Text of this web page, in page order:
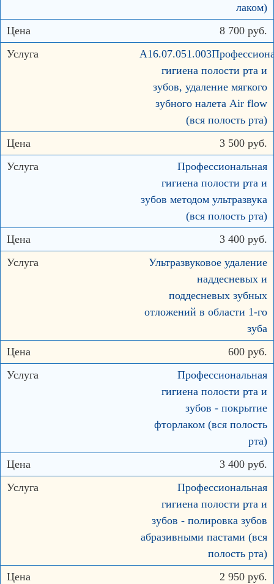
лаком)
8 700 руб.
гигиена полости рта и
зубов, удаление мягкого
зубного налета Air flow
(вся полость рта)
3 500 руб.
Профессиональная
гигиена полости рта и
зубов методом ультразвука
(вся полость рта)
3 400 руб.
Ультразвуковое удаление
наддесневых и
поддесневых зубных
отложений в области 1-го
зуба
600 руб.
Профессиональная
гигиена полости рта и
зубов - покрытие
фторлаком (вся полость
рта)
3 400 руб.
Профессиональная
гигиена полости рта и
зубов - полировка зубов
абразивными пастами (вся
полость рта)
2 950 руб.